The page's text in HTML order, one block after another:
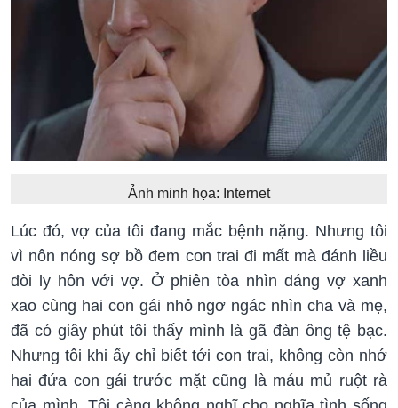
Ảnh minh họa: Internet
Lúc đó, vợ của tôi đang mắc bệnh nặng. Nhưng tôi
vì nôn nóng sợ bồ đem con trai đi mất mà đánh liều
đòi ly hôn với vợ. Ở phiên tòa nhìn dáng vợ xanh
xao cùng hai con gái nhỏ ngơ ngác nhìn cha và mẹ,
đã có giây phút tôi thấy mình là gã đàn ông tệ bạc.
Nhưng tôi khi ấy chỉ biết tới con trai, không còn nhớ
hai đứa con gái trước mặt cũng là máu mủ ruột rà